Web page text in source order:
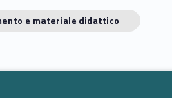
e materiale didattico